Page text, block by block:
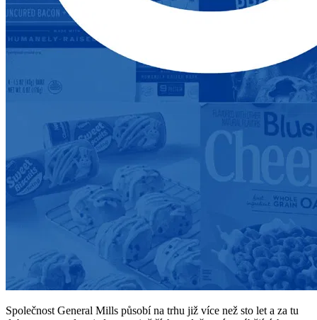
Společnost General Mills působí na trhu již více než sto let a za tu